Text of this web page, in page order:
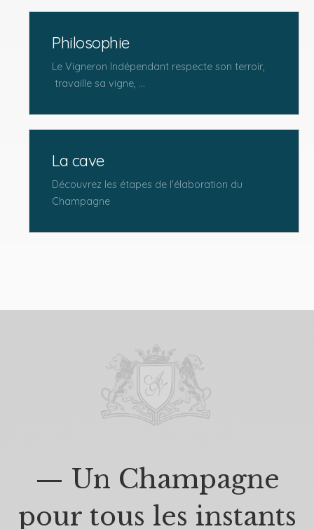
Philosophie
Le Vigneron Indépendant respecte son terroir,
travaille sa vigne, ...
La cave
Découvrez les étapes de l'élaboration du
Champagne
— Un Champagne
pour tous les instants